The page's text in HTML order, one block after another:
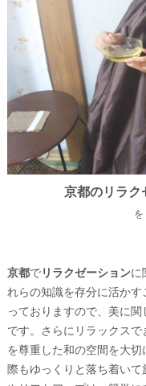
京都のリラク
京都でリラクゼーションに
れらの知識を存分に活か
っておりますので、美に
です。さらにリラックス
を尊重した和の空間を大
際もゆっくりと落ち着いて